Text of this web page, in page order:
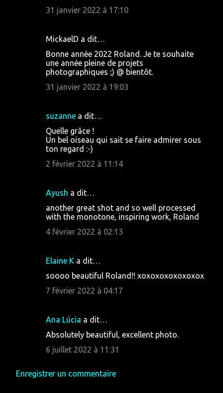
31 janvier 2022 à 17:10
MickaelD a dit…
Bonne année 2022 Roland. Je te souhaite
une année pleine de projets
photographiques ;) @ bientôt.
31 janvier 2022 à 19:03
suzanne a dit…
Quelle grâce !
Un bel oiseau qui sait se faire admirer sous
ton regard :-)
2 février 2022 à 11:14
Ayush a dit…
another great shot and so well processed
with the monotone, inspiring work, Roland
4 février 2022 à 02:13
Elaine K a dit…
soooo beautiful Roland!! xoxoxoxoxoxoxox
7 février 2022 à 04:17
Ana Lúcia a dit…
Absolutely beautiful, excellent photo.
6 juillet 2022 à 11:31
Enregistrer un commentaire